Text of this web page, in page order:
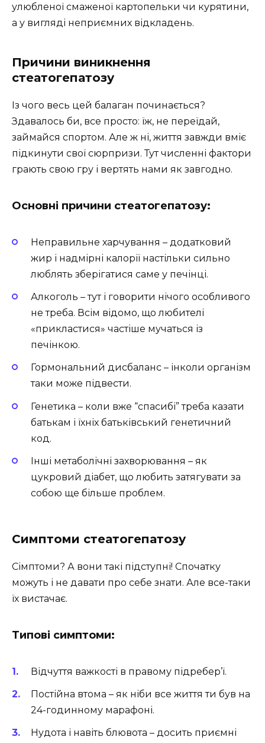
улюбленої смаженої картопельки чи курятини,
а у вигляді неприємних відкладень.
Причини виникнення
стеатогепатозу
Із чого весь цей балаган починається?
Здавалось би, все просто: їж, не переїдай,
займайся спортом. Але ж ні, життя завжди вміє
підкинути свої сюрпризи. Тут численні фактори
грають свою гру і вертять нами як завгодно.
Основні причини стеатогепатозу:
Неправильне харчування – додатковий
жир і надмірні калорії настільки сильно
люблять зберігатися саме у печінці.
Алкоголь – тут і говорити нічого особливого
не треба. Всім відомо, що любителі
«прикластися» частіше мучаться із
печінкою.
Гормональний дисбаланс – інколи організм
таки може підвести.
Генетика – коли вже “спасибі” треба казати
батькам і їхніх батьківський генетичний
код.
Інші метаболічні захворювання – як
цукровий діабет, що любить затягувати за
собою ще більше проблем.
Симптоми стеатогепатозу
Сімптоми? А вони такі підступні! Спочатку
можуть і не давати про себе знати. Але все-таки
їх вистачає.
Типові симптоми:
Відчуття важкості в правому підребер’ї.
Постійна втома – як ніби все життя ти був на
24-годинному марафоні.
Нудота і навіть блювота – досить приємні